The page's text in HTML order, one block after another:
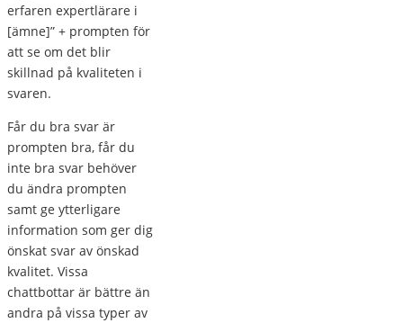
erfaren expertlärare i
[ämne]” + prompten för
att se om det blir
skillnad på kvaliteten i
svaren.
Får du bra svar är
prompten bra, får du
inte bra svar behöver
du ändra prompten
samt ge ytterligare
information som ger dig
önskat svar av önskad
kvalitet. Vissa
chattbottar är bättre än
andra på vissa typer av